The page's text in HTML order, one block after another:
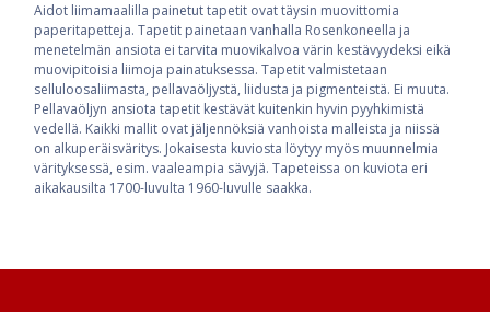
Aidot liimamaalilla painetut tapetit ovat täysin muovittomia
paperitapetteja. Tapetit painetaan vanhalla Rosenkoneella ja
menetelmän ansiota ei tarvita muovikalvoa värin kestävyydeksi eikä
muovipitoisia liimoja painatuksessa. Tapetit valmistetaan
selluloosaliimasta, pellavaöljystä, liidusta ja pigmenteistä. Ei muuta.
Pellavaöljyn ansiota tapetit kestävät kuitenkin hyvin pyyhkimistä
vedellä. Kaikki mallit ovat jäljennöksiä vanhoista malleista ja niissä
on alkuperäisväritys. Jokaisesta kuviosta löytyy myös muunnelmia
värityksessä, esim. vaaleampia sävyjä. Tapeteissa on kuviota eri
aikakausilta 1700-luvulta 1960-luvulle saakka.